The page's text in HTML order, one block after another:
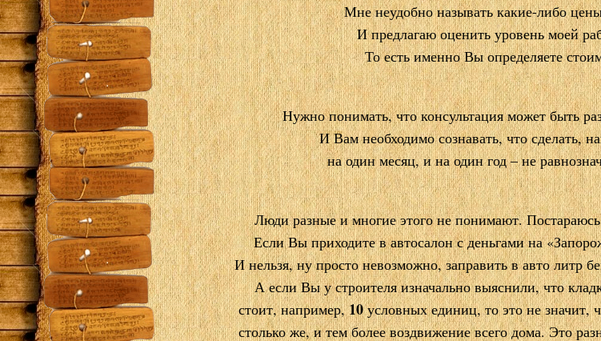
Мне неудобно называть какие-либо
И предлагаю оценить уровень моей
То есть именно Вы определяете
.
Нужно понимать, что консультация может быть
И Вам необходимо сознавать, что сделать,
на один месяц, и на один год – не
.
Люди разные и многие этого не понимают.
Если Вы приходите в автосалон с деньгами на
И нельзя, ну просто невозможно, заправить в авто литр
А если Вы у строителя изначально выяснили, что
стоит, например,10условных единиц, то это не значит,
столько же, и тем более воздвижение всего дома. Это